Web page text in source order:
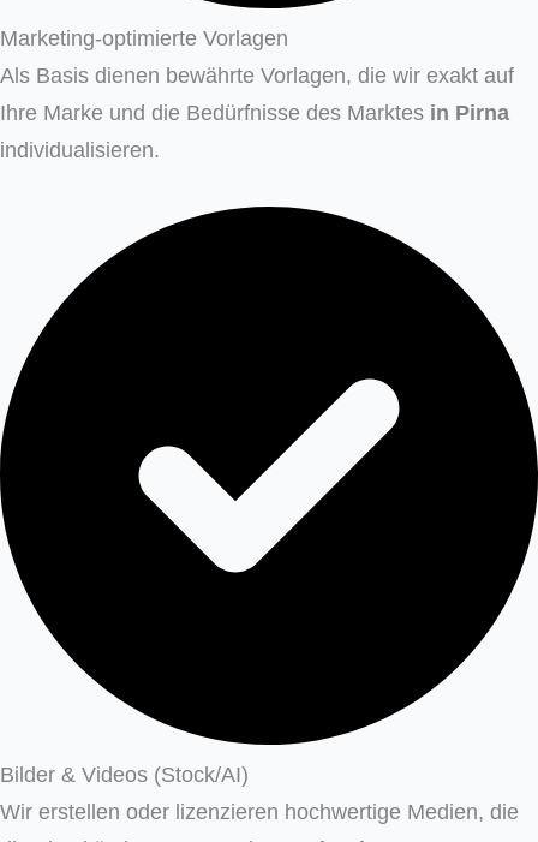
Marketing-optimierte Vorlagen
Als Basis dienen bewährte Vorlagen, die wir exakt auf
Ihre Marke und die Bedürfnisse des Marktes in Pirna
individualisieren.
Bilder & Videos (Stock/AI)
Wir erstellen oder lizenzieren hochwertige Medien, die